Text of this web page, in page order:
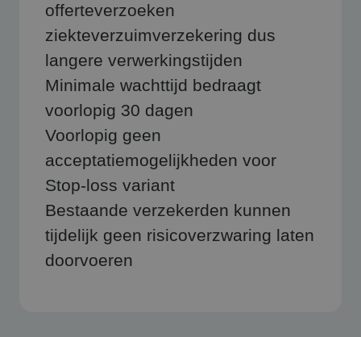
offerteverzoeken
ziekteverzuimverzekering dus
langere verwerkingstijden
Minimale wachttijd bedraagt
voorlopig 30 dagen
Voorlopig geen
acceptatiemogelijkheden voor
Stop-loss variant
Bestaande verzekerden kunnen
tijdelijk geen risicoverzwaring laten
doorvoeren